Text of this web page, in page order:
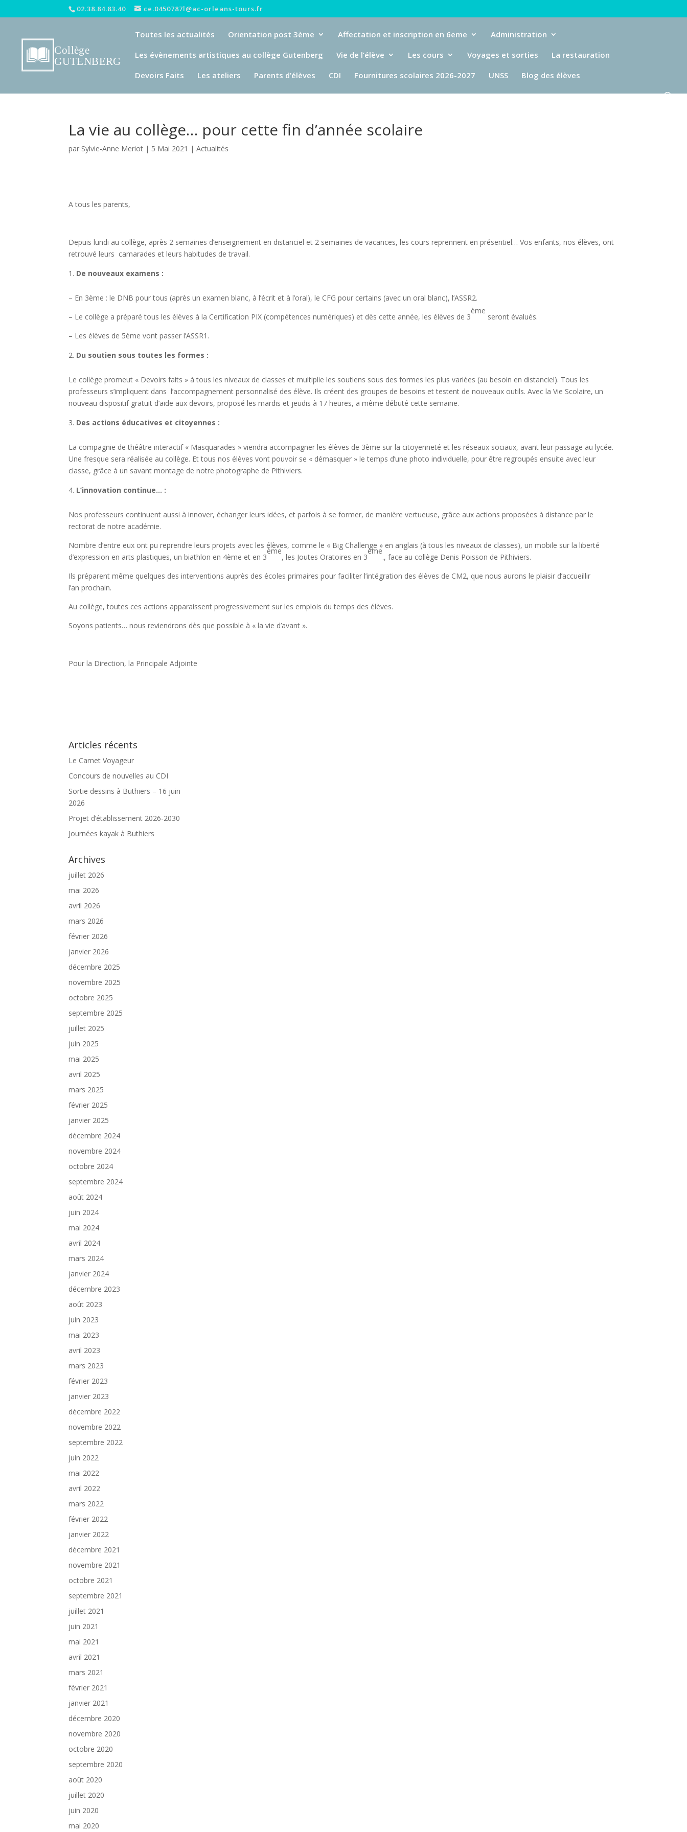
02.38.84.83.40 ce.0450787l@ac-orleans-tours.fr
Toutes les actualités Orientation post 3ème Affectation et inscription en 6eme
Administration
Les évènements artistiques au collège Gutenberg
Vie de l’élève Les cours Voyages et sorties
La restauration
Devoirs Faits
Les ateliers Parents d’élèves CDI Fournitures scolaires 2026-2027 UNSS Blog des élèves
La vie au collège… pour cette fin d’année scolaire
par Sylvie-Anne Meriot | 5 Mai 2021 |Actualités
A tous les parents,
Depuis lundi au collège, après 2 semaines d’enseignement en distanciel et 2 semaines de vacances, les cours reprennent en présentiel… Vos enfants, nos élèves, ont
retrouvé leurs camarades et leurs habitudes de travail.
De nouveaux examens :
– En 3ème : le DNB pour tous (après un examen blanc, à l’écrit et à l’oral), le CFG pour certains (avec un oral blanc), l’ASSR2.
– Le collège a préparé tous les élèves à la Certification PIX (compétences numériques) et dès cette année, les élèves de 3
ème
seront évalués.
– Les élèves de 5ème vont passer l’ASSR1.
Du soutien sous toutes les formes :
Le collège promeut « Devoirs faits » à tous les niveaux de classes et multiplie les soutiens sous des formes les plus variées (au besoin en distanciel). Tous les
professeurs s’impliquent dans l’accompagnement personnalisé des élève. Ils créent des groupes de besoins et testent de nouveaux outils. Avec la Vie Scolaire, un
nouveau dispositif gratuit d’aide aux devoirs, proposé les mardis et jeudis à 17 heures, a même débuté cette semaine.
Des actions éducatives et citoyennes :
La compagnie de théâtre interactif « Masquarades » viendra accompagner les élèves de 3ème sur la citoyenneté et les réseaux sociaux, avant leur passage au lycée.
Une fresque sera réalisée au collège. Et tous nos élèves vont pouvoir se « démasquer » le temps d’une photo individuelle, pour être regroupés ensuite avec leur
classe, grâce à un savant montage de notre photographe de Pithiviers.
L’innovation continue… :
Nos professeurs continuent aussi à innover, échanger leurs idées, et parfois à se former, de manière vertueuse, grâce aux actions proposées à distance par le
rectorat de notre académie.
Nombre d’entre eux ont pu reprendre leurs projets avec les élèves, comme le « Big Challenge » en anglais (à tous les niveaux de classes), un mobile sur la liberté
d’expression en arts plastiques, un biathlon en 4ème et en 3
ème
, les Joutes Oratoires en 3
ème
., face au collège Denis Poisson de Pithiviers.
Ils préparent même quelques des interventions auprès des écoles primaires pour faciliter l’intégration des élèves de CM2, que nous aurons le plaisir d’accueillir
l’an prochain.
Au collège, toutes ces actions apparaissent progressivement sur les emplois du temps des élèves.
Soyons patients… nous reviendrons dès que possible à « la vie d’avant ».
Pour la Direction, la Principale Adjointe
Articles récents
Le Carnet Voyageur
Concours de nouvelles au CDI
Sortie dessins à Buthiers – 16 juin
2026
Projet d’établissement 2026-2030
Journées kayak à Buthiers
Archives
juillet 2026
mai 2026
avril 2026
mars 2026
février 2026
janvier 2026
décembre 2025
novembre 2025
octobre 2025
septembre 2025
juillet 2025
juin 2025
mai 2025
avril 2025
mars 2025
février 2025
janvier 2025
décembre 2024
novembre 2024
octobre 2024
septembre 2024
août 2024
juin 2024
mai 2024
avril 2024
mars 2024
janvier 2024
décembre 2023
août 2023
juin 2023
mai 2023
avril 2023
mars 2023
février 2023
janvier 2023
décembre 2022
novembre 2022
septembre 2022
juin 2022
mai 2022
avril 2022
mars 2022
février 2022
janvier 2022
décembre 2021
novembre 2021
octobre 2021
septembre 2021
juillet 2021
juin 2021
mai 2021
avril 2021
mars 2021
février 2021
janvier 2021
décembre 2020
novembre 2020
octobre 2020
septembre 2020
août 2020
juillet 2020
juin 2020
mai 2020